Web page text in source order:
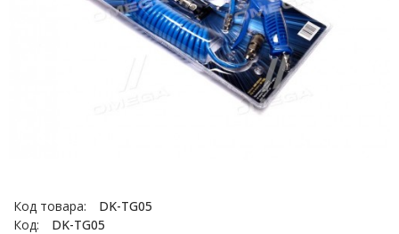
Код товара:
DK-TG05
Код:
DK-TG05